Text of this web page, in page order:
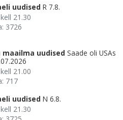
uudised R 7.8.
21.30
3726
maailma uudised Saade oli USAs
21.00
717
uudised N 6.8.
21.30